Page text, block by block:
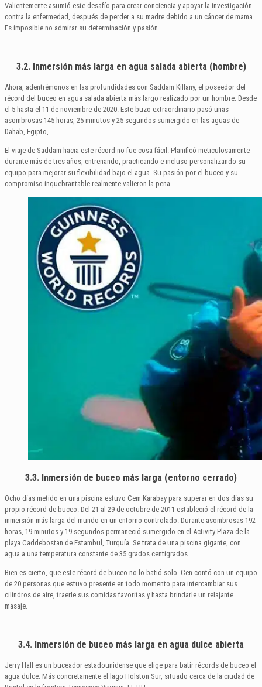
Valientemente asumió este desafío para crear conciencia y apoyar la investigación
contra la enfermedad, después de perder a su madre debido a un cáncer de mama.
Es imposible no admirar su determinación y pasión.
3.2. Inmersión más larga en agua salada abierta (hombre)
Ahora, adentrémonos en las profundidades con Saddam Killany, el poseedor del
récord del buceo en agua salada abierta más largo realizado por un hombre. Desde
el 5 hasta el 11 de noviembre de 2020. Este buzo extraordinario pasó unas
asombrosas 145 horas, 25 minutos y 25 segundos sumergido en las aguas de
Dahab, Egipto,
El viaje de Saddam hacia este récord no fue cosa fácil. Planificó meticulosamente
durante más de tres años, entrenando, practicando e incluso personalizando su
equipo para mejorar su flexibilidad bajo el agua. Su pasión por el buceo y su
compromiso inquebrantable realmente valieron la pena.
3.3. Inmersión de buceo más larga (entorno cerrado)
Ocho días metido en una piscina estuvo Cem Karabay para superar en dos días su
propio récord de buceo. Del 21 al 29 de octubre de 2011 estableció el récord de la
inmersión más larga del mundo en un entorno controlado. Durante asombrosas 192
horas, 19 minutos y 19 segundos permaneció sumergido en el Activity Plaza de la
playa Caddebostan de Estambul, Turquía. Se trata de una piscina gigante, con
agua a una temperatura constante de 35 grados centígrados.
Bien es cierto, que este récord de buceo no lo batió solo. Cen contó con un equipo
de 20 personas que estuvo presente en todo momento para intercambiar sus
cilindros de aire, traerle sus comidas favoritas y hasta brindarle un relajante
masaje.
3.4. Inmersión de buceo más larga en agua dulce abierta
Jerry Hall es un buceador estadounidense que elige para batir récords de buceo el
agua dulce. Más concretamente el lago Holston Sur, situado cerca de la ciudad de